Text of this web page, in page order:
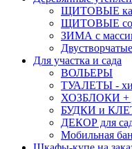
ЩИТОВЫЕ
ЩИТОВЫЕ со
ЗИМА с
Двустворчатые
Для участка и сада
ВОЛЬЕРЫ
ТУАЛЕТЫ -
ХОЗБЛОКИ +
БУДКИ и
ДЕКОР для
Мобильная